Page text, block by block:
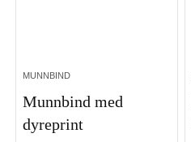
MUNNBIND
Munnbind med
dyreprint